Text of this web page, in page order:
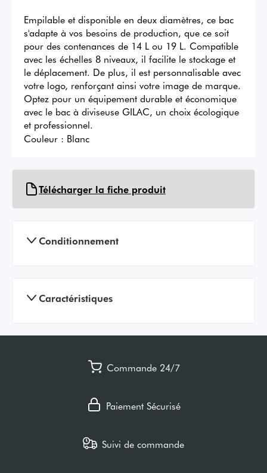
Empilable et disponible en deux diamètres, ce bac
s'adapte à vos besoins de production, que ce soit
pour des contenances de 14 L ou 19 L. Compatible
avec les échelles 8 niveaux, il facilite le stockage et
le déplacement. De plus, il est personnalisable avec
votre logo, renforçant ainsi votre image de marque.
Optez pour un équipement durable et économique
avec le bac à diviseuse GILAC, un choix écologique
et professionnel.
Couleur : Blanc
Télécharger la fiche produit
Conditionnement
Caractéristiques
Commande 24/7
Paiement Sécurisé
Suivi de commande